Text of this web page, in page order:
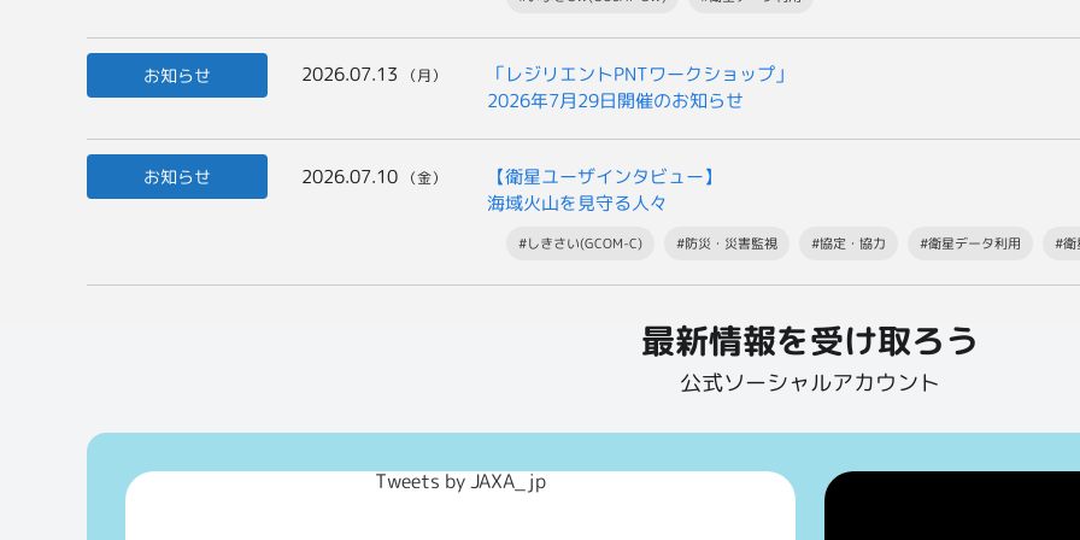
お知らせ 2026.07.13 （月）
「レジリエントPNTワークショップ」
2026年7月29日開催のお知らせ
お知らせ 2026.07.10 （金）
【衛星ユーザインタビュー】
海域火山を見守る人々
#しきさい(GCOM-C) #防災・災害監視 #協定・協力 #衛星データ利用 #衛
最新情報を受け取ろう
公式ソーシャルアカウント
Tweets by JAXA_jp